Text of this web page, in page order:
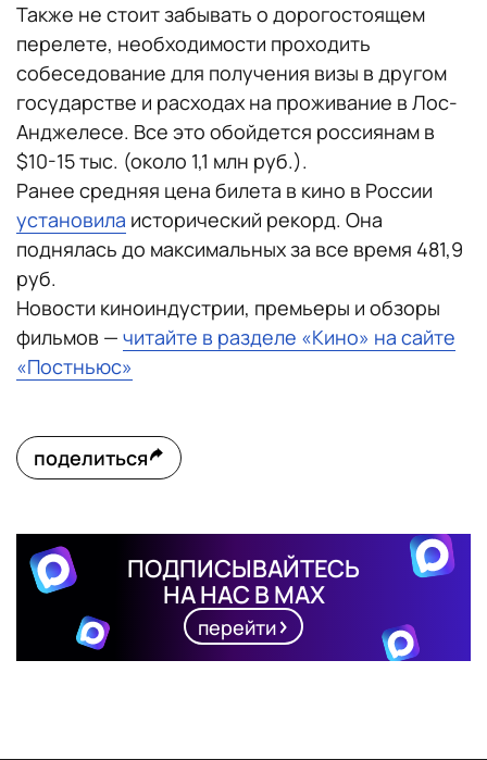
Также не стоит забывать о дорогостоящем
перелете, необходимости проходить
собеседование для получения визы в другом
государстве и расходах на проживание в Лос-
Анджелесе. Все это обойдется россиянам в
$10-15 тыс. (около 1,1 млн руб.).
Ранее средняя цена билета в кино в России
установила исторический рекорд. Она
поднялась до максимальных за все время 481,9
руб.
Новости киноиндустрии, премьеры и обзоры
фильмов — читайте в разделе «Кино» на сайте
«Постньюс»
поделиться
ПОДПИСЫВАЙТЕСЬ
НА НАС В MAX
перейти